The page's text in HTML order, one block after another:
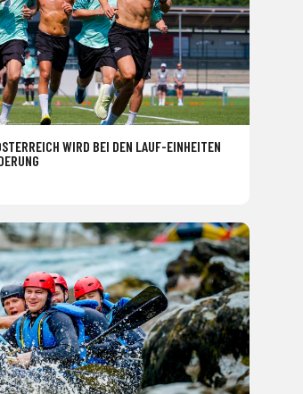
WIRD BEI DEN LAUF-EINHEITEN